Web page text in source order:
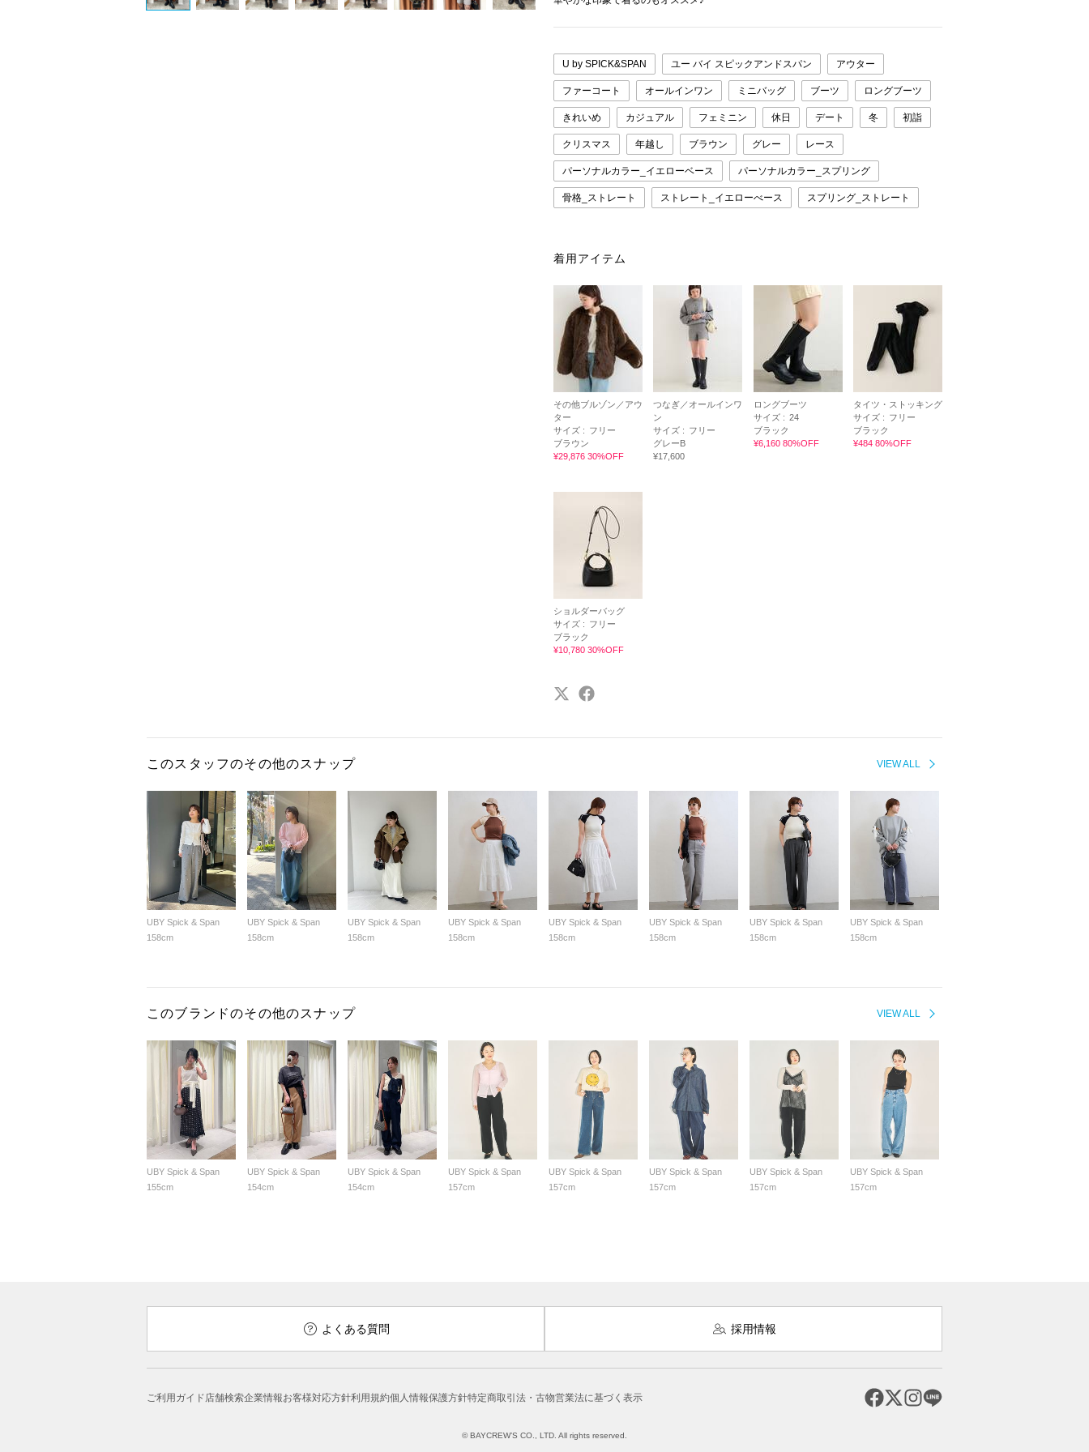
U by SPICK&SPAN ユー バイ スピックアンドスパン アウター
ファーコート オールインワン ミニバッグ ブーツ ロングブーツ
きれいめ カジュアル フェミニン 休日 デート 冬 初詣
クリスマス 年越し ブラウン グレー レース
パーソナルカラー_イエローベース パーソナルカラー_スプリング
骨格_ストレート ストレート_イエローべース スプリング_ストレート
着用アイテム
その他ブルゾン／アウ
ター
サイズ : フリー
ブラウン
¥29,876 30%OFF
つなぎ／オールインワ
ン
サイズ : フリー
グレーB
¥17,600
ロングブーツ
サイズ : 24
ブラック
¥6,160 80%OFF
タイツ・ストッキング
サイズ : フリー
ブラック
¥484 80%OFF
ショルダーバッグ
サイズ : フリー
ブラック
¥10,780 30%OFF
VIEW ALL
このスタッフのその他のスナップ
UBY Spick & Span
158cm
UBY Spick & Span
158cm
UBY Spick & Span
158cm
UBY Spick & Span
158cm
UBY Spick & Span
158cm
UBY Spick & Span
158cm
UBY Spick & Span
158cm
UBY Spick & Span
158cm
VIEW ALL
このブランドのその他のスナップ
UBY Spick & Span
155cm
UBY Spick & Span
154cm
UBY Spick & Span
154cm
UBY Spick & Span
157cm
UBY Spick & Span
157cm
UBY Spick & Span
157cm
UBY Spick & Span
157cm
UBY Spick & Span
157cm
よくある質問 採用情報
ご利用ガイド店舗検索企業情報お客様対応方針利用規約個人情報保護方針特定商取引法・古物営業法に基づく表示
© BAYCREW’S CO., LTD. All rights reserved.